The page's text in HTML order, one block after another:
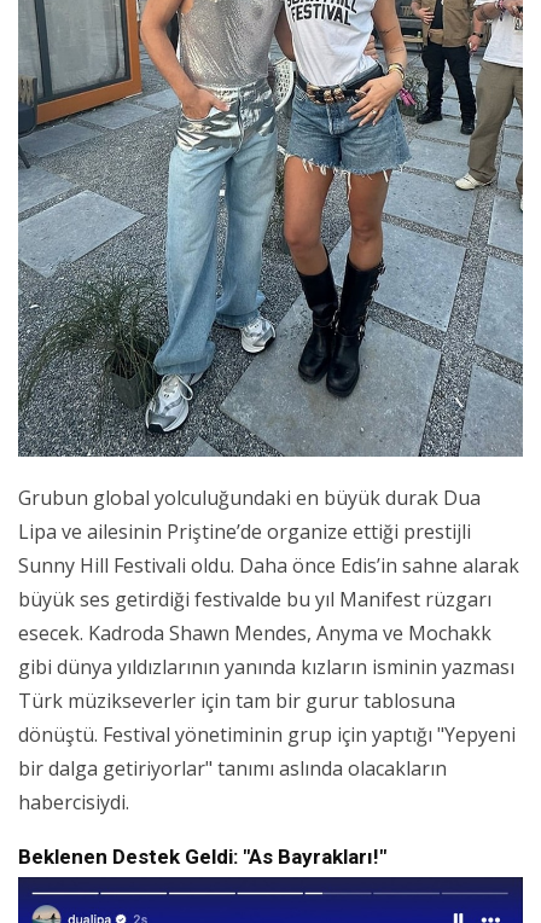
Grubun global yolculuğundaki en büyük durak Dua
Lipa ve ailesinin Priştine’de organize ettiği prestijli
Sunny Hill Festivali oldu. Daha önce Edis’in sahne alarak
büyük ses getirdiği festivalde bu yıl Manifest rüzgarı
esecek. Kadroda Shawn Mendes, Anyma ve Mochakk
gibi dünya yıldızlarının yanında kızların isminin yazması
Türk müzikseverler için tam bir gurur tablosuna
dönüştü. Festival yönetiminin grup için yaptığı "Yepyeni
bir dalga getiriyorlar" tanımı aslında olacakların
habercisiydi.
Beklenen Destek Geldi: "As Bayrakları!"